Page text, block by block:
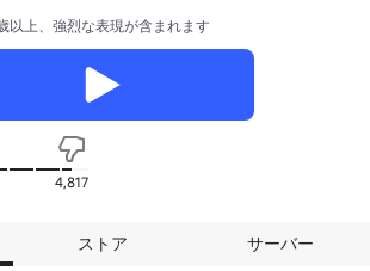
以上、強烈な表現が含まれます
4,817
ストア サーバー